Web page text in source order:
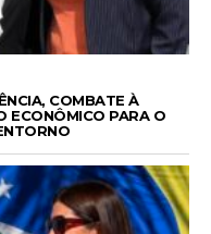
COMBATE À
ECONÔMICO PARA O